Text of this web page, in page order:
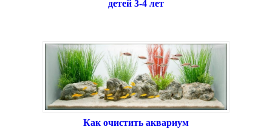
детей 3-4 лет
Как очистить аквариум